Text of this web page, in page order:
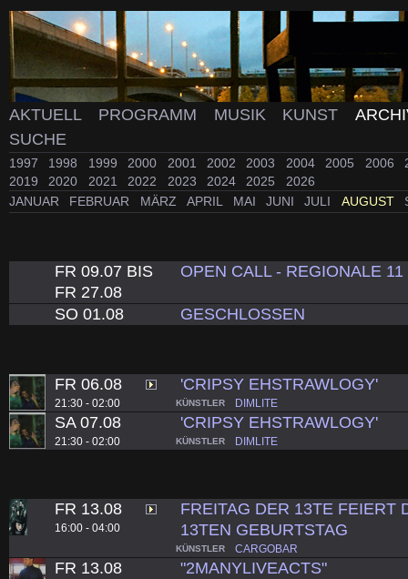
AKTUELL PROGRAMM MUSIK KUNST
SUCHE
1997 1998 1999 2000 2001 2002 2003 2004 2005 2006
2019
2020 2021 2022 2023 2024 2025
2026
JANUAR
FEBRUAR MÄRZ APRIL MAI JUNI JULI AUGUST
FR 09.07 BIS
FR 27.08
OPEN CALL - REGIONALE 11
SO 01.08 GESCHLOSSEN
FR 06.08
21:30 - 02:00
'CRIPSY EHSTRAWLOGY'
KÜNSTLER DIMLITE
SA 07.08
21:30 - 02:00
'CRIPSY EHSTRAWLOGY'
KÜNSTLER DIMLITE
FR 13.08
16:00 - 04:00
FREITAG DER 13TE FEIERT
13TEN GEBURTSTAG
KÜNSTLER CARGOBAR
FR 13.08 "2MANYLIVEACTS"